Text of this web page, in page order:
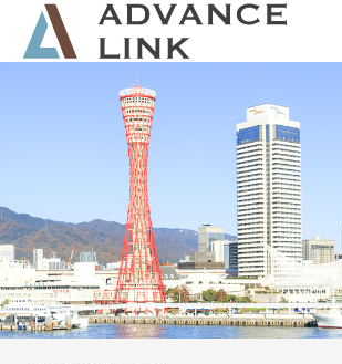
会社概要
ネット保険
事業保険